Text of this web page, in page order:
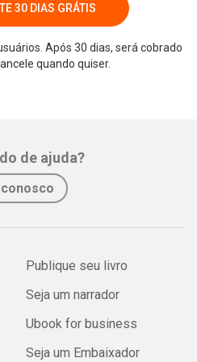
30 DIAS GRÁTIS
Após 30 dias, será cobrado
quando quiser.
de ajuda?
conosco
Publique seu livro
Seja um narrador
Ubook for business
Seja um Embaixador